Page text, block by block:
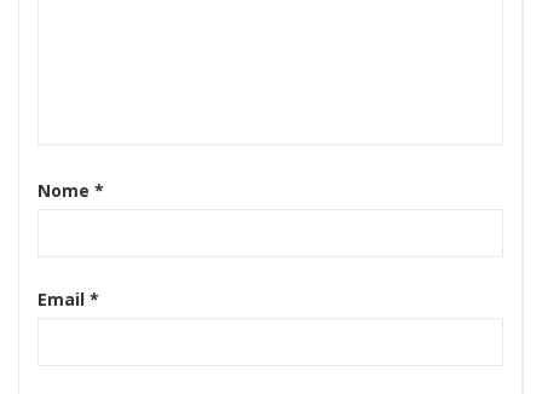
Nome *
Email *